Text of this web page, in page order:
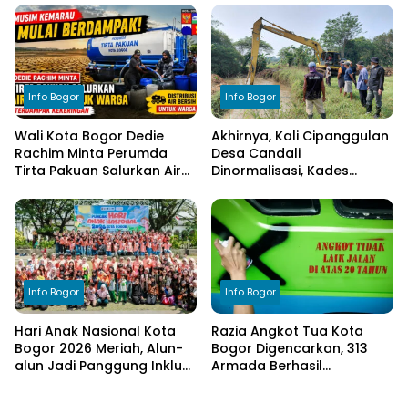
Cimulang, Libatkan Seluruh
Elemen Masyarakat
Transparansi Pengelolaan
Anggaran
Info Bogor
Wali Kota Bogor Dedie
Rachim Minta Perumda
Tirta Pakuan Salurkan Air
Terdampak Kekeringan
Info Bogor
Akhirnya, Kali Cipanggulan
Desa Candali
Dinormalisasi, Kades
kepada Bupati Bogor
Info Bogor
Hari Anak Nasional Kota
Bogor 2026 Meriah, Alun-
alun Jadi Panggung Inklusi
Info Bogor
Razia Angkot Tua Kota
Bogor Digencarkan, 313
Armada Berhasil